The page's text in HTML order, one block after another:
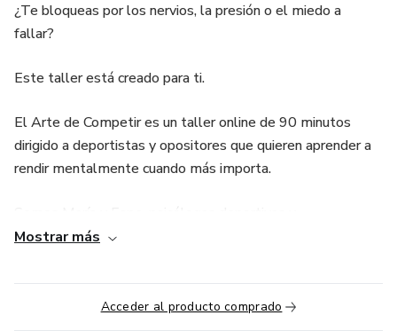
¿Te bloqueas por los nervios, la presión o el miedo a
fallar?
Este taller está creado para ti.
El Arte de Competir es un taller online de 90 minutos
dirigido a deportistas y opositores que quieren aprender a
rendir mentalmente cuando más importa.
exdeportistas.
Sabemos lo que es entrenar fuerte… y fallar por la cabeza.
Mostrar más
Acceder al producto comprado